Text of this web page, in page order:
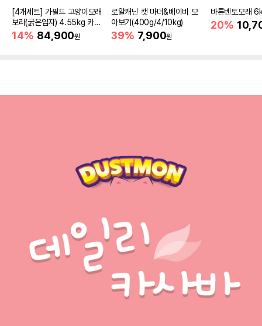
[4개세트] 가필드 고양이모래
보라(굵은입자) 4.55kg 카사
바모래
14% 84,900원
로얄캐닌 캣 마더&베이비 모
아보기(400g/4/10kg)
39% 7,900원
바른벤토모래
20%